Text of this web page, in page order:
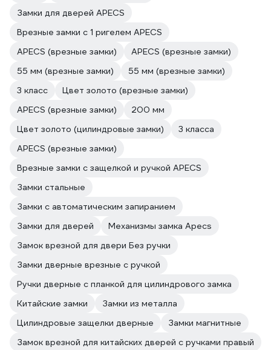
Замки для дверей APECS
Врезные замки с 1 ригелем APECS
APECS (врезные замки)
APECS (врезные замки)
55 мм (врезные замки)
55 мм (врезные замки)
3 класс
Цвет золото (врезные замки)
APECS (врезные замки)
200 мм
Цвет золото (цилиндровые замки)
3 класса
APECS (врезные замки)
Врезные замки с защелкой и ручкой APECS
Замки стальные
Замки с автоматическим запиранием
Замки для дверей
Механизмы замка Apecs
Замок врезной для двери Без ручки
Замки дверные врезные с ручкой
Ручки дверные с планкой для цилиндрового замка
Китайские замки
Замки из металла
Цилиндровые защелки дверные
Замки магнитные
Замок врезной для китайских дверей с ручками правый